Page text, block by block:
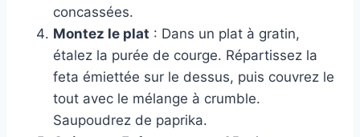
concassées.
Montez le plat : Dans un plat à gratin,
étalez la purée de courge. Répartissez la
feta émiettée sur le dessus, puis couvrez le
tout avec le mélange à crumble.
Saupoudrez de paprika.